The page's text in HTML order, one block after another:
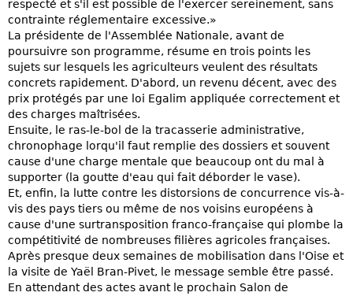
respecté et s'il est possible de l'exercer sereinement, sans
contrainte réglementaire excessive.»
La présidente de l'Assemblée Nationale, avant de
poursuivre son programme, résume en trois points les
sujets sur lesquels les agriculteurs veulent des résultats
concrets rapidement. D'abord, un revenu décent, avec des
prix protégés par une loi Egalim appliquée correctement et
des charges maîtrisées.
Ensuite, le ras-le-bol de la tracasserie administrative,
chronophage lorqu'il faut remplie des dossiers et souvent
cause d'une charge mentale que beaucoup ont du mal à
supporter (la goutte d'eau qui fait déborder le vase).
Et, enfin, la lutte contre les distorsions de concurrence vis-à-
vis des pays tiers ou même de nos voisins européens à
cause d'une surtransposition franco-française qui plombe la
compétitivité de nombreuses filières agricoles françaises.
Après presque deux semaines de mobilisation dans l'Oise et
la visite de Yaël Bran-Pivet, le message semble être passé.
En attendant des actes avant le prochain Salon de